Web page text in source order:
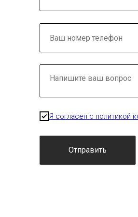
Я согласен с политикой
Отправить